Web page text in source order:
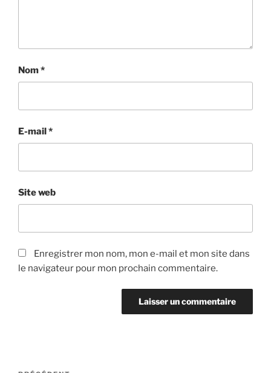
Nom*
E-mail*
Site web
Enregistrer mon nom, mon e-mail et mon site dans
le navigateur pour mon prochain commentaire.
Navigation